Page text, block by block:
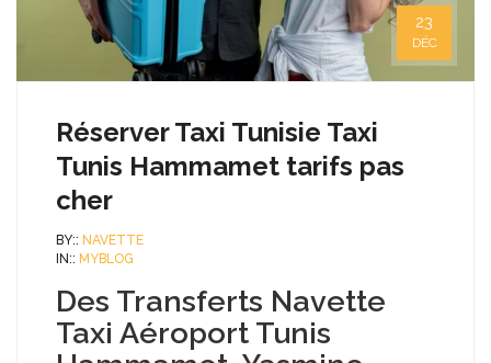
Réserver Taxi Tunisie Taxi
Tunis Hammamet tarifs pas
cher
BY:: NAVETTE
IN:: MYBLOG
23
DÉC
Des Transferts Navette
Taxi Aéroport Tunis